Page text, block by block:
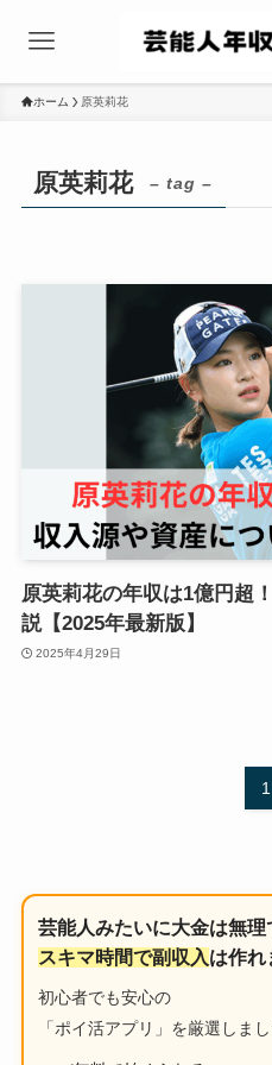
ホーム 原英莉花
原英莉花 – tag –
原英莉花の年収は1億円超
説【2025年最新版】
2025年4月29日
1
芸能人みたいに大金は無
スキマ時間で副収入は作れ
初心者でも安心の
「ポイ活アプリ」を厳選しまし